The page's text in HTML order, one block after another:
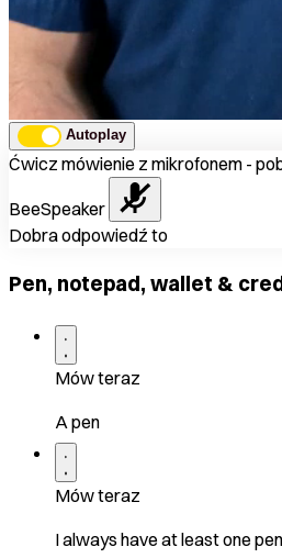
Autoplay
Ćwicz mówienie z mikrofonem -
BeeSpeaker
Dobra odpowiedź to
Pen, notepad, wallet &
Mów teraz
A pen
Mów teraz
I always have at least one